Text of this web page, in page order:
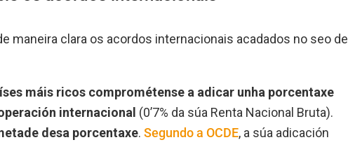
maneira clara os acordos internacionais acadados no seo de
máis ricos comprométense a adicar unha porcentaxe
internacional (0’7% da súa Renta Nacional Bruta).
desa porcentaxe. Segundo a OCDE, a súa adicación